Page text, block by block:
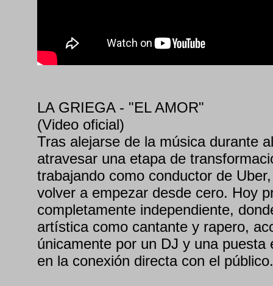
LA GRIEGA - "EL AMOR"
(Video oficial)
Tras alejarse de la música durante
atravesar una etapa de
trabajando como conductor de
volver a empezar desde cero. Hoy
completamente independiente,
artística como cantante y rapero,
únicamente por un DJ y una puesta
en la conexión directa con el público.